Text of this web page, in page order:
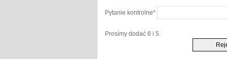
Pytanie kontrolne*
Prosimy dodać 6 i 5.